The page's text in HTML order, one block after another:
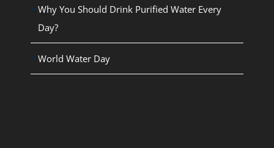
Why You Should Drink Purified Water Every
Day?
World Water Day